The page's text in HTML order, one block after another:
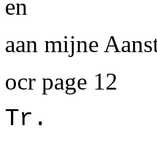
en
aan mijne
ocr page 12
Tr.